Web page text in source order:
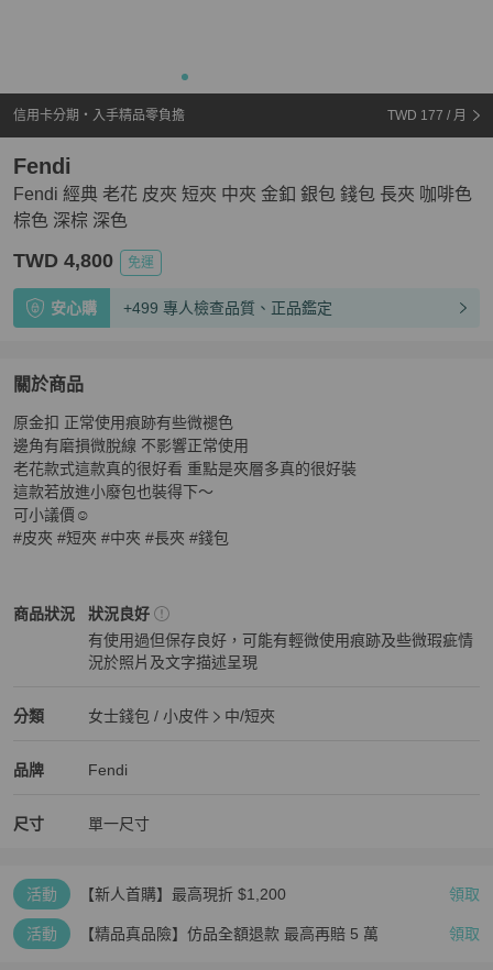
信用卡分期・入手精品零負擔 TWD 177 / 月
Fendi 經典 老花 皮夾 短夾 中夾 金釦 銀包 錢包 長夾 咖啡色
棕色 深棕 深色
Fendi
TWD 4,800 免運
安心購 +499 專人檢查品質、正品鑑定
關於商品
關於Fendi 經典 老花 皮夾 短夾 中夾 金釦 銀包 錢包 長夾 咖
原金扣 正常使用痕跡有些微褪色
邊角有磨損微脫線 不影響正常使用
老花款式這款真的很好看 重點是夾層多真的很好裝
這款若放進小廢包也裝得下～
可小議價☺️
#皮夾 #短夾 #中夾 #長夾 #錢包
商品狀況
Fendi女士錢包 / 小皮件
狀況良好
有使用過但保存良好，可能有輕微使用痕跡及些微瑕疵情
況於照片及文字描述呈現
分類
Fendi 女士錢包 / 小皮件 分類資訊
女士錢包 / 小皮件
中/短夾
品牌
Fendi 女士錢包 / 小皮件
Fendi
Fendi 推薦清單
尺寸 單一尺寸
活動 【新人首購】最高現折 $1,200 領取
活動 【精品真品險】仿品全額退款 最高再賠 5 萬 領取